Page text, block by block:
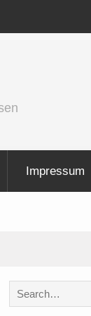
Impressum
Search
for: